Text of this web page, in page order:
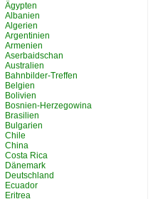
Ägypten
Albanien
Algerien
Argentinien
Armenien
Aserbaidschan
Australien
Bahnbilder-Treffen
Belgien
Bolivien
Bosnien-Herzegowina
Brasilien
Bulgarien
Chile
China
Costa Rica
Dänemark
Deutschland
Ecuador
Eritrea